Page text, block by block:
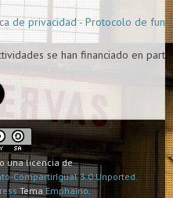
de privacidad - Protocolo de
se han financiado en
una licencia de
CompartirIgual 3.0 Unported.
TemaEmphaino.